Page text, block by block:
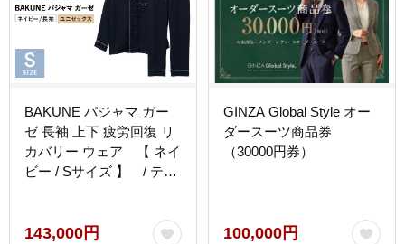
BAKUNE パジャマ ガー
ゼ 長袖 上下 疲労回復 リ
カバリー ウェア 【 ネイ
ビー / Sサイズ 】 / テン
復 スウェット / 大村市 /
143,000円
GINZA Global Style オー
ダースーツ商品券
（30000円券）
100,000円